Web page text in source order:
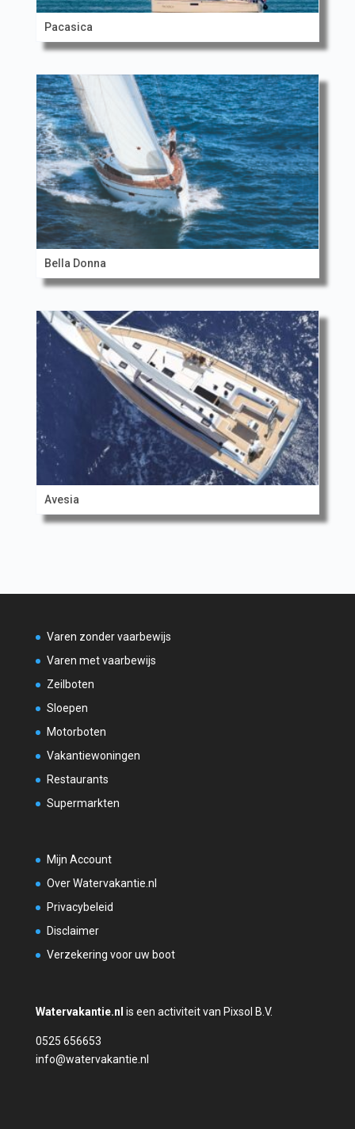
Pacasica
Bella Donna
Avesia
Varen zonder vaarbewijs
Varen met vaarbewijs
Zeilboten
Sloepen
Motorboten
Vakantiewoningen
Restaurants
Supermarkten
Mijn Account
Over Watervakantie.nl
Privacybeleid
Disclaimer
Verzekering voor uw boot
Watervakantie.nl is een activiteit van Pixsol B.V.
0525 656653
info@watervakantie.nl